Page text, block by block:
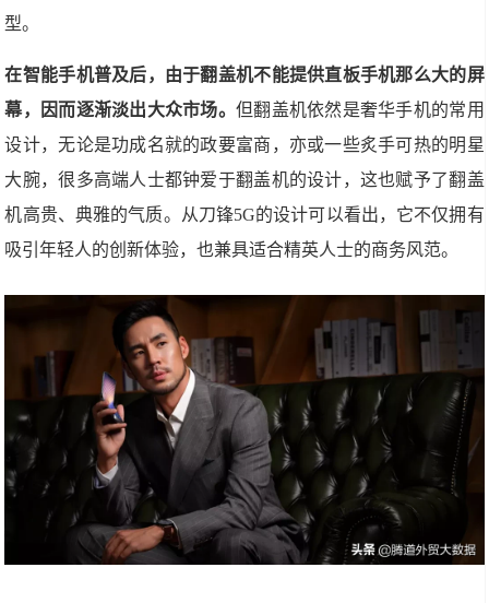
型。
在智能手机普及后，由于翻盖机不能提供直板手机那么大的屏
幕，因而逐渐淡出大众市场。 但翻盖机依然是奢华手机的常用
设计，无论是功成名就的政要富商，亦或一些炙手可热的明星
大腕，很多高端人士都钟爱于翻盖机的设计，这也赋予了翻盖
机高贵、典雅的气质。从刀锋5G的设计可以看出，它不仅拥有
吸引年轻人的创新体验，也兼具适合精英人士的商务风范。